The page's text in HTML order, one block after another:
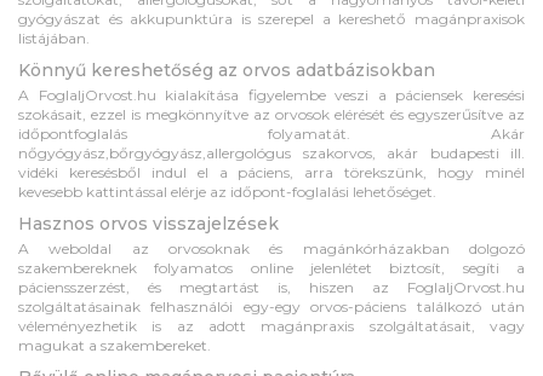
gyógyászat és akkupunktúra is szerepel a kereshető magánpraxisok
listájában.
Könnyű kereshetőség az orvos adatbázisokban
A FoglaljOrvost.hu kialakítása figyelembe veszi a páciensek keresési
szokásait, ezzel is megkönnyítve az orvosok elérését és egyszerűsítve az
időpontfoglalás folyamatát. Akár
nőgyógyász,bőrgyógyász,allergológus szakorvos, akár budapesti ill.
vidéki keresésből indul el a páciens, arra törekszünk, hogy minél
kevesebb kattintással elérje az időpont-foglalási lehetőséget.
Hasznos orvos visszajelzések
A weboldal az orvosoknak és magánkórházakban dolgozó
szakembereknek folyamatos online jelenlétet biztosít, segíti a
páciensszerzést, és megtartást is, hiszen az FoglaljOrvost.hu
szolgáltatásainak felhasználói egy-egy orvos-páciens találkozó után
véleményezhetik is az adott magánpraxis szolgáltatásait, vagy
magukat a szakembereket.